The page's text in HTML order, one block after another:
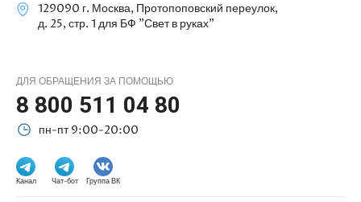
129090 г. Москва, Протопоповский переулок,
д. 25, стр. 1 для БФ "Свет в руках"
ДЛЯ ОБРАЩЕНИЯ ЗА ПОМОЩЬЮ
8 800 511 04 80
пн-пт 9:00-20:00
Канал Чат-бот Группа ВК